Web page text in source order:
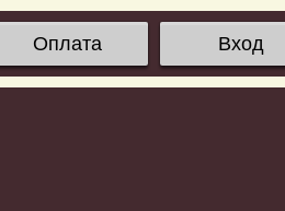
Оплата Вход